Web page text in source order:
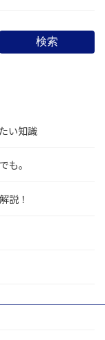
検索
い知識
も。
説！